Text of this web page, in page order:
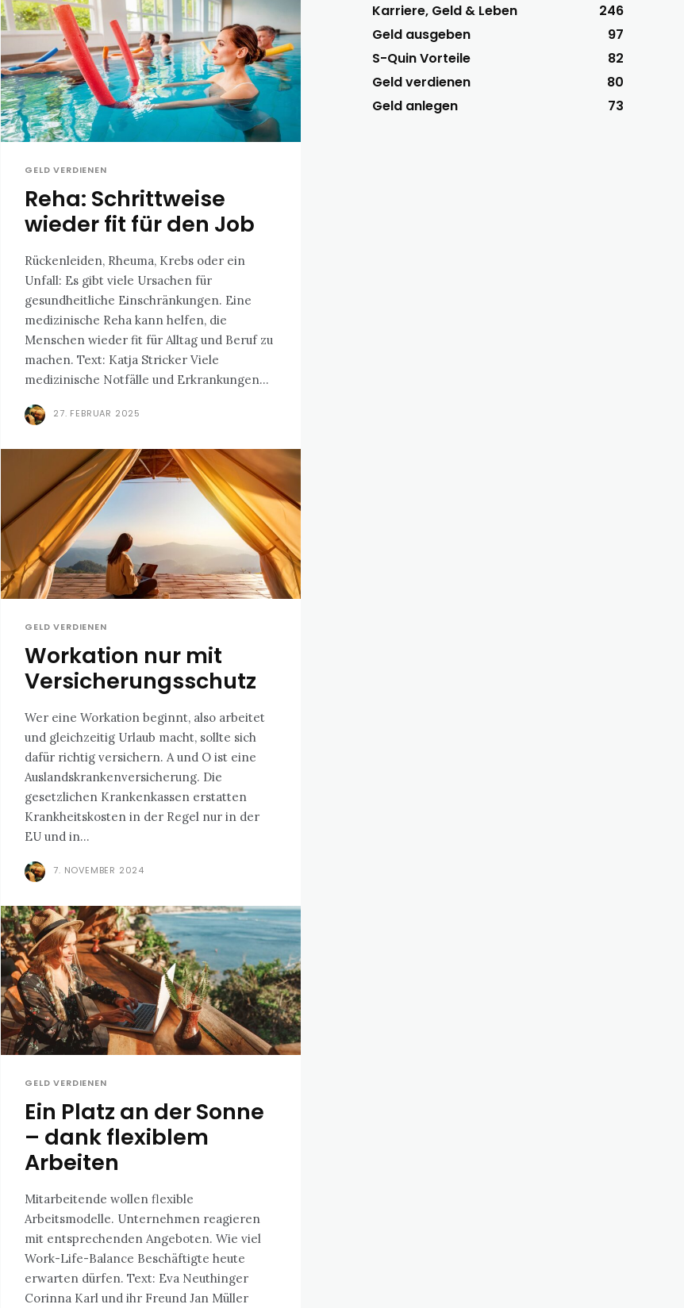
GELD VERDIENEN
Reha: Schrittweise
wieder fit für den Job
Rückenleiden, Rheuma, Krebs oder ein
Unfall: Es gibt viele Ursachen für
gesundheitliche Einschränkungen. Eine
medizinische Reha kann helfen, die
Menschen wieder fit für Alltag und Beruf zu
machen. Text: Katja Stricker Viele
medizinische Notfälle und Erkrankungen...
27. FEBRUAR 2025
GELD VERDIENEN
Workation nur mit
Versicherungsschutz
Wer eine Workation beginnt, also arbeitet
und gleichzeitig Urlaub macht, sollte sich
dafür richtig versichern. A und O ist eine
Auslandskrankenversicherung. Die
gesetzlichen Krankenkassen erstatten
Krankheitskosten in der Regel nur in der
EU und in...
7. NOVEMBER 2024
GELD VERDIENEN
Ein Platz an der Sonne
– dank flexiblem
Arbeiten
Mitarbeitende wollen flexible
Arbeitsmodelle. Unternehmen reagieren
mit entsprechenden Angeboten. Wie viel
Work-Life-Balance Beschäftigte heute
erwarten dürfen. Text: Eva Neuthinger
Corinna Karl und ihr Freund Jan Müller
Karriere, Geld & Leben
246
Geld ausgeben
97
S-Quin Vorteile
82
Geld verdienen
80
Geld anlegen
73